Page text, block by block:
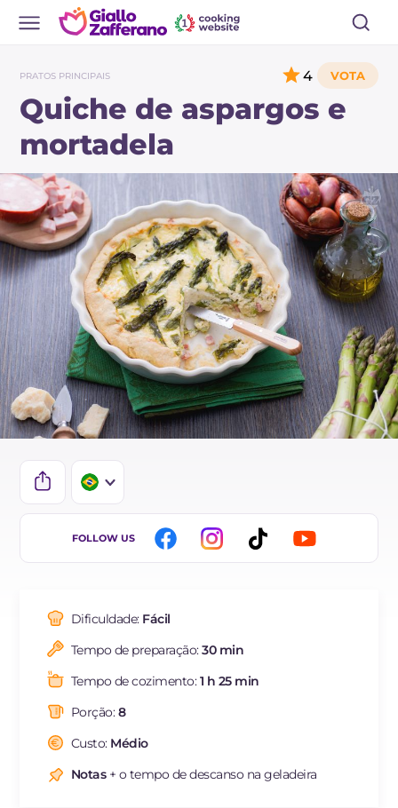
PRATOS PRINCIPAIS
Quiche de aspargos e
mortadela
4
IT
FR
DE
NL
FOLLOW US
Dificuldade: Fácil
Tempo de preparação:30 min
Tempo de cozimento:1 h 25 min
Porção:8
Custo: Médio
Notas+ o tempo de descanso na geladeira